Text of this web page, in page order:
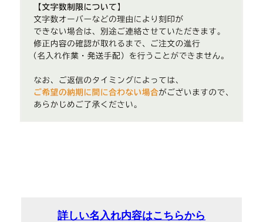
詳しい名入れ内容はこちらから